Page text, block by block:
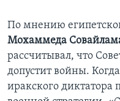
СОЦИАЛЬНЫЕ СЕТИ
Языки
По мнению
Мохаммеда
рассчитывал, что
допустит войны.
иракского диктатора